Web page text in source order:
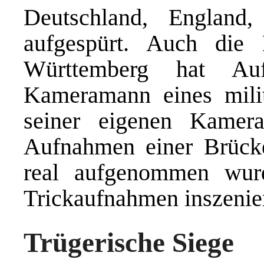
Deutschland,
aufgespürt. Auch die
Württemberg hat
Kameramann eines
seiner eigenen
Aufnahmen einer
real aufgenommen
Trickaufnahmen
Trügerische Siege